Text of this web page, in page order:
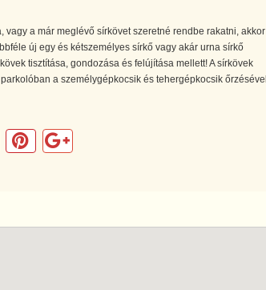
vagy a már meglévő sírkövet szeretné rendbe rakatni, akkor
új egy és kétszemélyes sírkő vagy akár urna sírkő
tisztítása, gondozása és felújítása mellett! A sírkövek
a személygépkocsik és tehergépkocsik őrzésével